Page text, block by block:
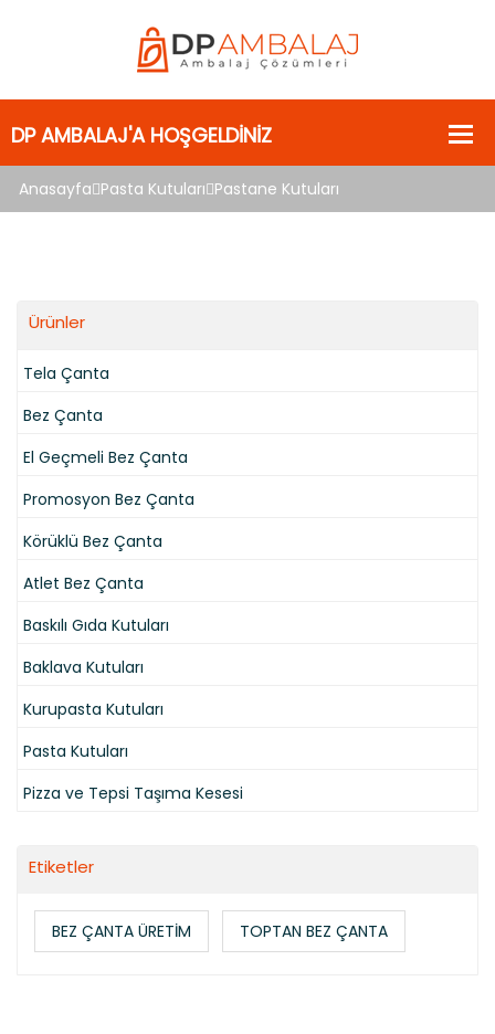
Anasayfa Pasta Kutuları Pastane Kutuları
Ürünler
Tela Çanta
Bez Çanta
El Geçmeli Bez Çanta
Promosyon Bez Çanta
Körüklü Bez Çanta
Atlet Bez Çanta
Baskılı Gıda Kutuları
Baklava Kutuları
Kurupasta Kutuları
Pasta Kutuları
Pizza ve Tepsi Taşıma Kesesi
Etiketler
BEZ ÇANTA ÜRETİM TOPTAN BEZ ÇANTA